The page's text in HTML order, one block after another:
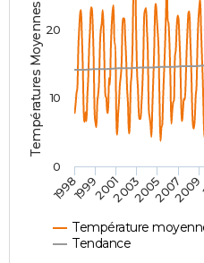
Destinations
City break
Voyage nature
Voyage de noces
Forum
Climat
PHOTO
GUIDES D'ACHAT
BONS PLANS
CARTE DE VOEUX
Carte de Noël
Carte Bonne année
Carte Saint-Valentin
Carte Pâques
Carte d'anniversaire
DICTIONNAIRE
Dictionnaire
Biographies
Citations
Expressions
Proverbes
PROGRAMME TV
COPAINS D'AVANT
Températures Moyennes ( °C )
Température
Tendance
1998199920012003200520072009
0
10
20